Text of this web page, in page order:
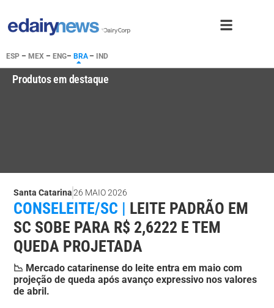
ESP – MEX – ENG– BRA– IND
Produtos em destaque
Santa Catarina 26 MAIO 2026
CONSELEITE/SC | LEITE PADRÃO EM
SC SOBE PARA R$ 2,6222 E TEM
QUEDA PROJETADA
📉 Mercado catarinense do leite entra em maio com
projeção de queda após avanço expressivo nos valores
de abril.